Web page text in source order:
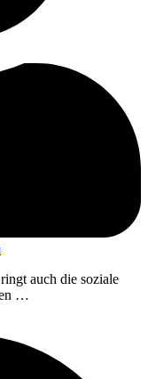
auch die soziale
…